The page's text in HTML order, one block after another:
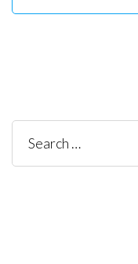
Search
for: